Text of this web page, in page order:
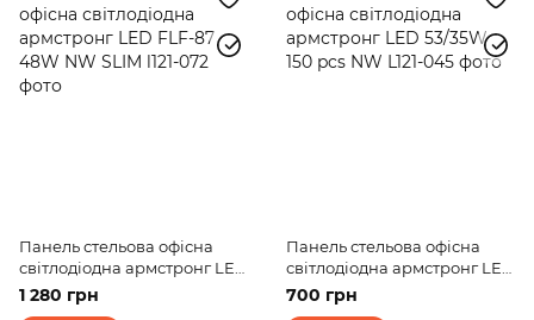
Панель стельова офісна
світлодіодна армстронг LED
FLF-87 48W NW SLIM
1 280 грн
Панель стельова офісна
світлодіодна армстронг LED
53/35W 150 pcs NW
700 грн